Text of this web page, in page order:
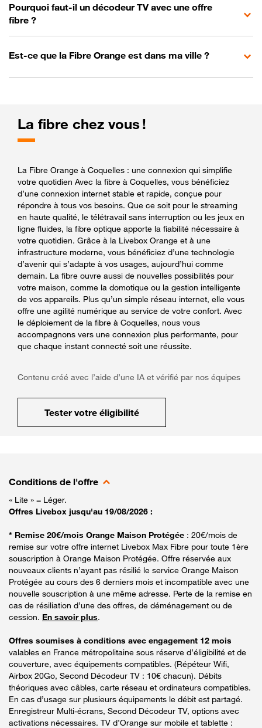
Pourquoi faut-il un décodeur TV avec une offre
fibre ?
Est-ce que la Fibre Orange est dans ma ville ?
La fibre chez vous !
La Fibre Orange à Coquelles : une connexion qui simplifie
votre quotidien Avec la fibre à Coquelles, vous bénéficiez
d’une connexion internet stable et rapide, conçue pour
répondre à tous vos besoins. Que ce soit pour le streaming
en haute qualité, le télétravail sans interruption ou les jeux en
ligne fluides, la fibre optique apporte la fiabilité nécessaire à
votre quotidien. Grâce à la Livebox Orange et à une
infrastructure moderne, vous bénéficiez d’une technologie
d’avenir qui s’adapte à vos usages, aujourd’hui comme
demain. La fibre ouvre aussi de nouvelles possibilités pour
votre maison, comme la domotique ou la gestion intelligente
de vos appareils. Plus qu’un simple réseau internet, elle vous
offre une agilité numérique au service de votre confort. Avec
le déploiement de la fibre à Coquelles, nous vous
accompagnons vers une connexion plus performante, pour
que chaque instant connecté soit une réussite.
Contenu créé avec l’aide d’une IA et vérifié par nos équipes
Tester votre éligibilité
Conditions de l'offre
« Lite » = Léger.
Offres Livebox jusqu'au 19/08/2026 :
* Remise 20€/mois Orange Maison Protégée : 20€/mois de
remise sur votre offre internet Livebox Max Fibre pour toute 1ère
souscription à Orange Maison Protégée. Offre réservée aux
nouveaux clients n’ayant pas résilié le service Orange Maison
Protégée au cours des 6 derniers mois et incompatible avec une
nouvelle souscription à une même adresse. Perte de la remise en
cas de résiliation d’une des offres, de déménagement ou de
cession. En savoir plus.
Offres soumises à conditions avec engagement 12 mois
valables en France métropolitaine sous réserve d’éligibilité et de
couverture, avec équipements compatibles. (Répéteur Wifi,
Airbox 20Go, Second Décodeur TV : 10€ chacun). Débits
théoriques avec câbles, carte réseau et ordinateurs compatibles.
En cas d’usage sur plusieurs équipements le débit est partagé.
Enregistreur Multi-écrans, Second Décodeur TV, options avec
activations nécessaires. TV d’Orange sur mobile et tablette :